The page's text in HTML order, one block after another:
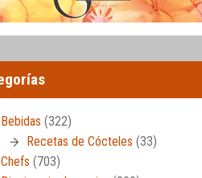
Bebidas (322)
Recetas de Cócteles (33)
Chefs (703)